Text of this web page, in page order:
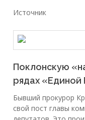
Источник
Поклонскую
рядах «Единой
Бывший прокурор
свой пост главы